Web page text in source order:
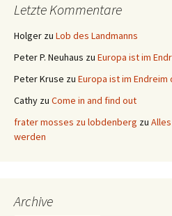
Letzte Kommentare
Holger zu Lob des Landmanns
Peter P. Neuhaus zu Europa ist im
Peter Kruse zu Europa ist im
Cathy zu Come in and find out
frater mosses zu lobdenberg zu
werden
Archive